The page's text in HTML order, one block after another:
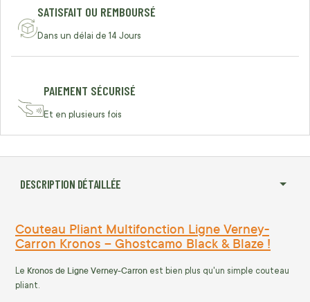
SATISFAIT OU REMBOURSÉ
Dans un délai de 14 Jours
PAIEMENT SÉCURISÉ
Et en plusieurs fois
DESCRIPTION DÉTAILLÉE
Couteau Pliant Multifonction Ligne Verney-
Carron Kronos – Ghostcamo Black & Blaze !
Le Kronos de Ligne Verney-Carron est bien plus qu'un simple couteau
pliant.